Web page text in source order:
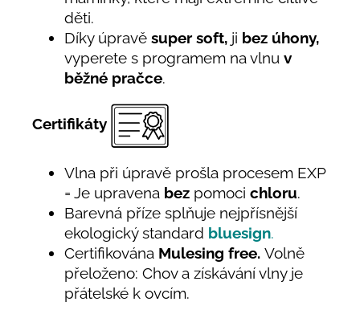
děti.
Díky úpravě super soft, ji bez úhony,
vyperete s programem na vlnu v
běžné pračce.
Certifikáty
Vlna při úpravě prošla procesem EXP
= Je upravena bez pomoci chloru.
Barevná příze splňuje nejpřísnější
ekologický standard bluesign.
Certifikována Mulesing free. Volně
přeloženo: Chov a získávání vlny je
přátelské k ovcím.